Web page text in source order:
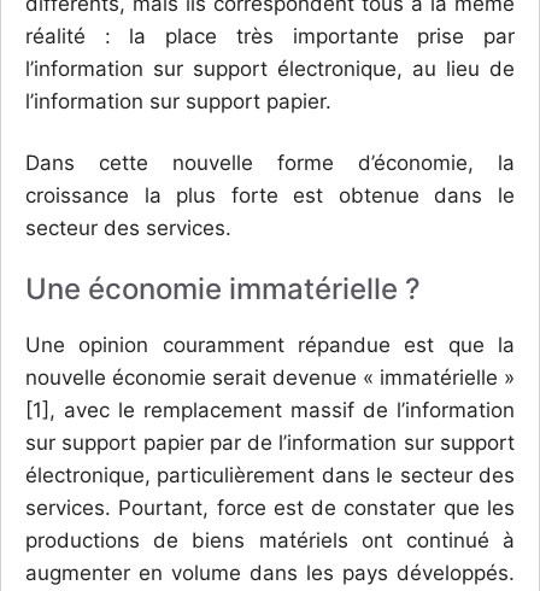
réalité : la place très importante prise par
l’information sur support électronique, au lieu de
l’information sur support papier.
Dans cette nouvelle forme d’économie, la
croissance la plus forte est obtenue dans le
secteur des services.
Une économie immatérielle ?
Une opinion couramment répandue est que la
nouvelle économie serait devenue « immatérielle »
[1], avec le remplacement massif de l’information
sur support papier par de l’information sur support
électronique, particulièrement dans le secteur des
services. Pourtant, force est de constater que les
productions de biens matériels ont continué à
augmenter en volume dans les pays développés.